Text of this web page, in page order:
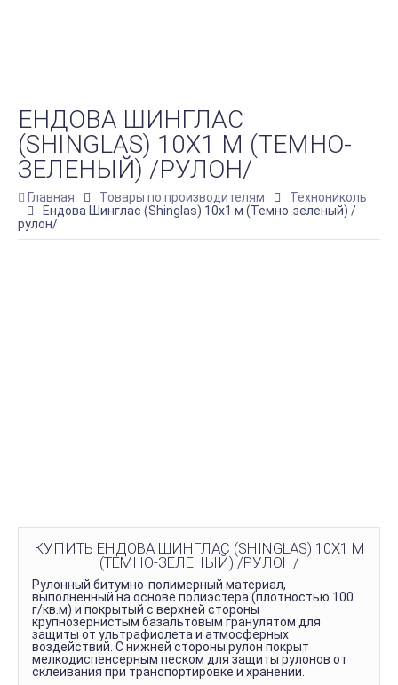
ЕНДОВА ШИНГЛАС
(SHINGLAS) 10Х1 М (ТЕМНО-
ЗЕЛЕНЫЙ) /РУЛОН/
Главная Товары по производителям
Технониколь
Ендова Шинглас (Shinglas) 10х1 м (Темно-зеленый) /
рулон/
КУПИТЬ ЕНДОВА ШИНГЛАС (SHINGLAS) 10Х1 М
(ТЕМНО-ЗЕЛЕНЫЙ) /РУЛОН/
Рулонный битумно-полимерный материал,
выполненный на основе полиэстера (плотностью 100
г/кв.м) и покрытый с верхней стороны
крупнозернистым базальтовым гранулятом для
защиты от ультрафиолета и атмосферных
воздействий. С нижней стороны рулон покрыт
мелкодиспенсерным песком для защиты рулонов от
склеивания при транспортировке и хранении.